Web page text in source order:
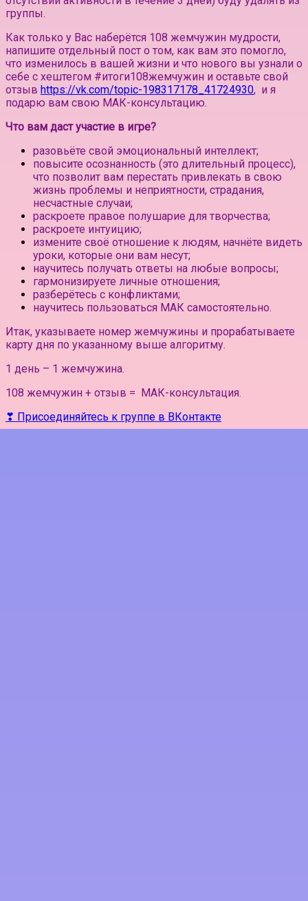
группы.⠀
Как только у Вас наберётся 108 жемчужин мудрости,
напишите отдельный пост о том, как вам это помогло,
что изменилось в вашей жизни и что нового вы узнали о
себе с хештегом #итоги108жемчужин и оставьте свой
отзыв https://vk.com/topic-198317178_41724930, и я
подарю вам свою МАК-консультацию.
Что вам даст участие в игре?
разовьёте свой эмоциональный интеллект;
повысите осознанность (это длительный процесс),
что позволит вам перестать привлекать в свою
жизнь проблемы и неприятности, страдания,
несчастные случаи;
раскроете правое полушарие для творчества;
раскроете интуицию;
измените своё отношение к людям, начнёте видеть
уроки, которые они вам несут;
научитесь получать ответы на любые вопросы;
гармонизируете личные отношения;
разберётесь с конфликтами;
научитесь пользоваться МАК самостоятельно.
Итак, указываете номер жемчужины и прорабатываете
карту дня по указанному выше алгоритму.
1 день – 1 жемчужина.
108 жемчужин + отзыв = МАК-консультация.
❣ Присоединяйтесь к группе в ВКонтакте